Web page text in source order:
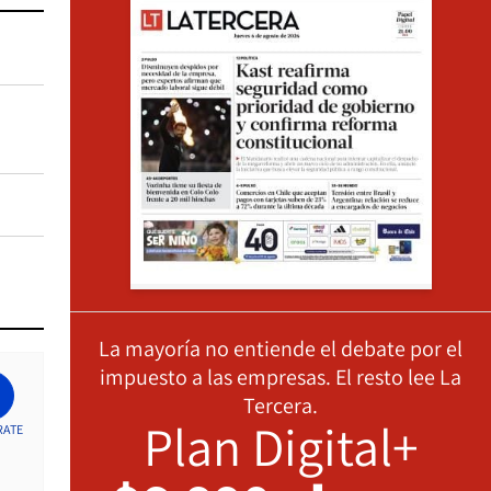
La mayoría no entiende el debate por el
impuesto a las empresas. El resto lee La
Tercera.
Plan Digital+